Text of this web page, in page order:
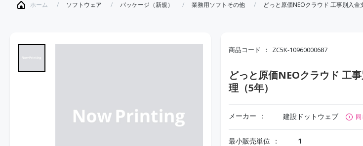
ホーム ソフトウェア パッケージ（新規） 業務用ソフトその他 どっと原価NEOクラウド 工事別入金
商品コード ZC5K-10960000687
どっと原価NEOクラウド 工
理（5年）
メーカー 建設ドットウェブ
最小販売単位 1